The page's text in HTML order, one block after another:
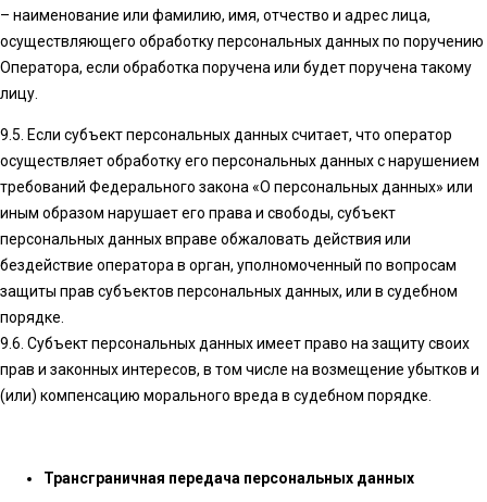
– наименование или фамилию, имя, отчество и адрес лица,
осуществляющего обработку персональных данных по поручению
Оператора, если обработка поручена или будет поручена такому
лицу.
9.5. Если субъект персональных данных считает, что оператор
осуществляет обработку его персональных данных с нарушением
требований Федерального закона «О персональных данных» или
иным образом нарушает его права и свободы, субъект
персональных данных вправе обжаловать действия или
бездействие оператора в орган, уполномоченный по вопросам
защиты прав субъектов персональных данных, или в судебном
порядке.
9.6. Субъект персональных данных имеет право на защиту своих
прав и законных интересов, в том числе на возмещение убытков и
(или) компенсацию морального вреда в судебном порядке.
Трансграничная передача персональных данных